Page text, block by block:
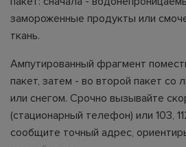
замороженные продукты или
ткань.
Ампутированный фрагмент
пакет, затем - во второй пакет со
или снегом. Срочно вызывайте
(стационарный телефон) или 103,
сообщите точный адрес,